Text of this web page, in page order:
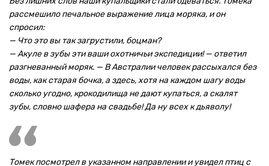
рассмешило печальное выражение лица моряка, и он
спросил:
— Что это вы так загрустили, боцман?
— Акуле в зубы эти ваши охотничьи экспедиции! — ответил
разгневанный моряк. — В Австралии человек рассыхался без
воды, как старая бочка, а здесь, хотя на каждом шагу воды
сколько угодно, крокодилища не дают купаться, а скалят
зубы, словно шафера на свадьбе! Да ну всех к дьяволу!
Томек посмотрел в указанном направлении и увидел птиц с